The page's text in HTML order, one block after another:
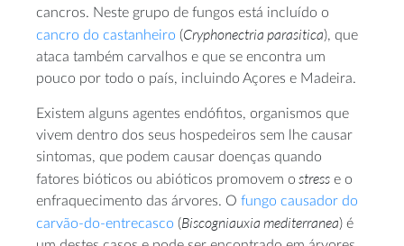
cancros. Neste grupo de fungos está incluído o
cancro do castanheiro (Cryphonectria parasitica), que
ataca também carvalhos e que se encontra um
pouco por todo o país, incluindo Açores e Madeira.
Existem alguns agentes endófitos, organismos que
vivem dentro dos seus hospedeiros sem lhe causar
sintomas, que podem causar doenças quando
fatores bióticos ou abióticos promovem o stress e o
enfraquecimento das árvores. O fungo causador do
carvão-do-entrecasco (Biscogniauxia mediterranea) é